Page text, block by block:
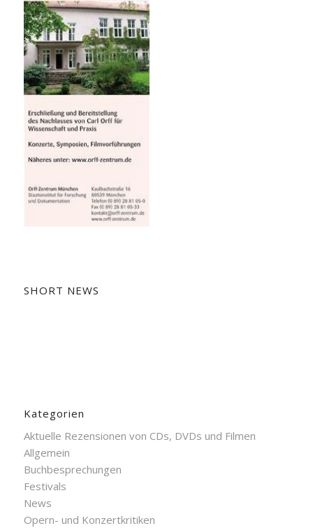
SHORT NEWS
Kategorien
Aktuelle Rezensionen von CDs, DVDs und Filmen
Allgemein
Buchbesprechungen
Festivals
News
Opern- und Konzertkritiken